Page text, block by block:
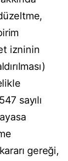
izninin
sayılı
gereği,